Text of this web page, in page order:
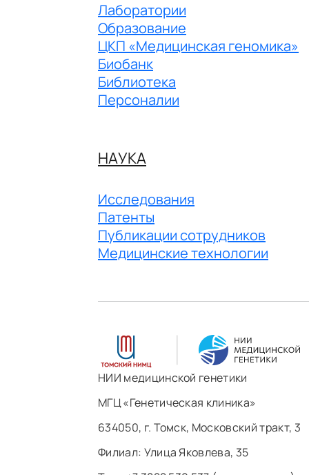
Лаборатории
Образование
ЦКП «Медицинская геномика»
Биобанк
Библиотека
Персоналии
НАУКА
Исследования
Патенты
Публикации сотрудников
Медицинские технологии
НИИ медицинской генетики
МГЦ «Генетическая клиника»
634050, г. Томск, Московский тракт, 3
Филиал: ​Улица Яковлева, 35